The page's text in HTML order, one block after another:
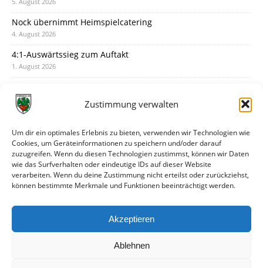
Zustimmung verwalten
Um dir ein optimales Erlebnis zu bieten, verwenden wir Technologien wie
Cookies, um Geräteinformationen zu speichern und/oder darauf
zuzugreifen. Wenn du diesen Technologien zustimmst, können wir Daten
wie das Surfverhalten oder eindeutige IDs auf dieser Website
verarbeiten. Wenn du deine Zustimmung nicht erteilst oder zurückziehst,
können bestimmte Merkmale und Funktionen beeinträchtigt werden.
Akzeptieren
Ablehnen
Nock übernimmt Heimspielcatering
4. August 2026
4:1-Auswärtssieg zum Auftakt
1. August 2026
31. Juli 2026
30. Juli 2026
Deine Spielminute: 89+1
28. Juli 2026
Neuer Rückensponsor
Neue Podcast-Folge: So tickt Björn!
27. Juli 2026